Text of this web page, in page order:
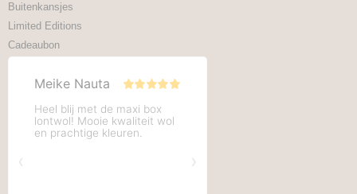
Buitenkansjes
Limited Editions
Cadeaubon